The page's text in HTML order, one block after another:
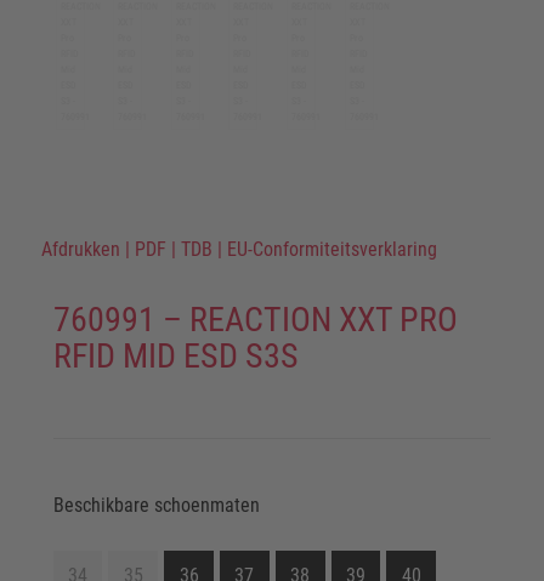
Afdrukken | PDF | TDB | EU-Conformiteitsverklaring
760991 – REACTION XXT PRO
RFID MID ESD S3S
Beschikbare schoenmaten
34 35 36 37 38 39 40